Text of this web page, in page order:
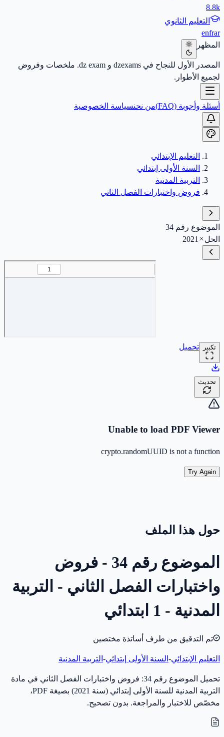
8.8k
التعليم الثانوي
enfrar
المظهر
المصدر الأول للنجاح في dzexams و dz exam. ملخصات وفروض
لجميع الأطوار.
أسئلة وأجوبة (FAQ) من نحنسياسة الخصوصية
التعليم الإبتدائي
السنة الأولى إبتدائي
التربية المدنية
فروض واختبارات الفصل الثاني
الموضوع رقم 34
الحل
2021
تكبير تحميل
تحديث
Unable to load PDF Viewer
crypto.randomUUID is not a function
Try Again
حول هذا الملف
الموضوع رقم 34 - فروض
واختبارات الفصل الثاني - التربية
المدنية - 1 ابتدائي
تم التدقيق من طرف أساتذة مختصين
التعليم الإبتدائي- السنة الأولى إبتدائي- التربية المدنية
تحميل الموضوع رقم 34: فروض واختبارات الفصل الثاني في مادة
التربية المدنية للسنة الأولى إبتدائي (سنة 2021) بصيغة PDF،
مخصّص للاختبار والمراجعة. بدون تصحيح.